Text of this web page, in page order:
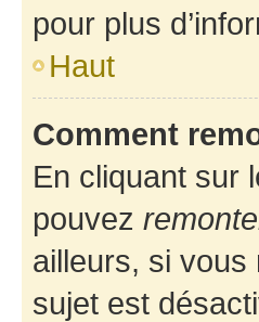
pour plus
Haut
Comment
En cliquant sur
pouvez
ailleurs, si vous
sujet est